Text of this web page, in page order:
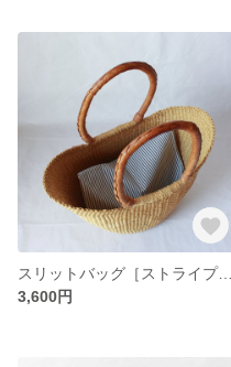
スリットバッグ［ストライプ・M］（アクセント刺繍色選択可）
3,600円